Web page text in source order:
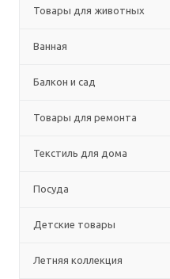
Товары для животных
Ванная
Балкон и сад
Товары для ремонта
Текстиль для дома
Посуда
Детские товары
Летняя коллекция